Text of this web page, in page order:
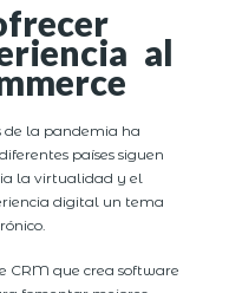
al
de la pandemia ha
países siguen
la virtualidad y el
digital un tema
CRM que crea software